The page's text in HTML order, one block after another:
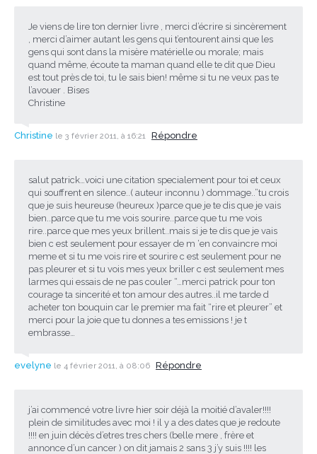
Je viens de lire ton dernier livre , merci d’écrire si sincèrement
, merci d’aimer autant les gens qui t’entourent ainsi que les
gens qui sont dans la misère matérielle ou morale; mais
quand même, écoute ta maman quand elle te dit que Dieu
est tout près de toi, tu le sais bien! même si tu ne veux pas te
l’avouer . Bises
Christine
Christine le 3 février 2011, à 16:21 Répondre
salut patrick…voici une citation specialement pour toi et ceux
qui souffrent en silence..( auteur inconnu ) dommage..”tu crois
que je suis heureuse (heureux )parce que je te dis que je vais
bien..parce que tu me vois sourire..parce que tu me vois
rire..parce que mes yeux brillent..mais si je te dis que je vais
bien c est seulement pour essayer de m ‘en convaincre moi
meme et si tu me vois rire et sourire c est seulement pour ne
pas pleurer et si tu vois mes yeux briller c est seulement mes
larmes qui essais de ne pas couler “…merci patrick pour ton
courage ta sincerité et ton amour des autres..il me tarde d
acheter ton bouquin car le premier ma fait “rire et pleurer” et
merci pour la joie que tu donnes a tes emissions ! je t
embrasse…
evelyne le 4 février 2011, à 08:06 Répondre
j’ai commencé votre livre hier soir déjà la moitié d’avaler!!!!
plein de similitudes avec moi ! il y a des dates que je redoute
!!!! en juin décès d’etres tres chers (belle mere , frère et
annonce d’un cancer ) on dit jamais 2 sans 3 j’y suis !!!! les